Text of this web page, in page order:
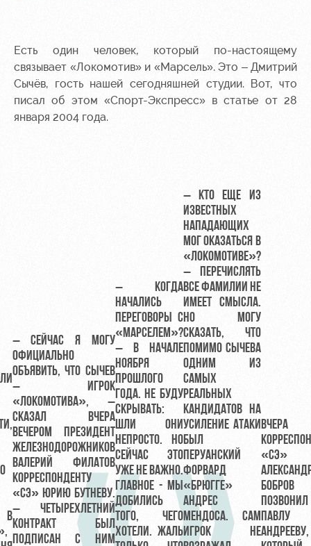
Есть один человек, который по-настоящему
связывает «Локомотив» и «Марсель». Это – Дмитрий
Сычёв, гость нашей сегодняшней студии. Вот, что
писал об этом «Спорт-Экспресс» в статье от 28
января 2004 года.
– СЕЙЧАС Я МОГУ
ОФИЦИАЛЬНО
ОБЪЯВИТЬ, ЧТО СЫЧЕВ
– ИГРОК
«ЛОКОМОТИВА», –
СКАЗАЛ ВЧЕРА
ВЕЧЕРОМ ПРЕЗИДЕНТ
ЖЕЛЕЗНОДОРОЖНИКОВ
ВАЛЕРИЙ ФИЛАТОВ
КОРРЕСПОНДЕНТУ
«СЭ» ЮРИЮ БУТНЕВУ.
– ЧЕТЫРЕХЛЕТНИЙ
КОНТРАКТ БЫЛ
ПОДПИСАН С НИМ
– КОГДА
НАЧАЛИСЬ
ПЕРЕГОВОРЫ С
«МАРСЕЛЕМ»?
– В НАЧАЛЕ
НОЯБРЯ
ПРОШЛОГО
ГОДА. НЕ БУДУ
СКРЫВАТЬ:
ШЛИ ОНИ
НЕПРОСТО. НО
СЕЙЧАС ЭТО
УЖЕ НЕ ВАЖНО.
ГЛАВНОЕ - МЫ
ДОБИЛИСЬ
ТОГО, ЧЕГО
ХОТЕЛИ. ЖАЛЬ
– КТО ЕЩЕ ИЗ
ИЗВЕСТНЫХ
НАПАДАЮЩИХ
МОГ ОКАЗАТЬСЯ В
«ЛОКОМОТИВЕ»?
– ПЕРЕЧИСЛЯТЬ
ВСЕ ФАМИЛИИ НЕ
ИМЕЕТ СМЫСЛА.
НО МОГУ
СКАЗАТЬ, ЧТО
ПОМИМО СЫЧЕВА
ОДНИМ ИЗ
САМЫХ
РЕАЛЬНЫХ
КАНДИДАТОВ НА
УСИЛЕНИЕ АТАКИ
БЫЛ
ПЕРУАНСКИЙ
ФОРВАРД
«БРЮГГЕ»
АНДРЕС
МЕНДОСА. САМ
ИГРОК НЕ
«СЭ»
БОБРОВ
ПОЗВОНИЛ
ПАВЛУ
АНДРЕЕВУ,